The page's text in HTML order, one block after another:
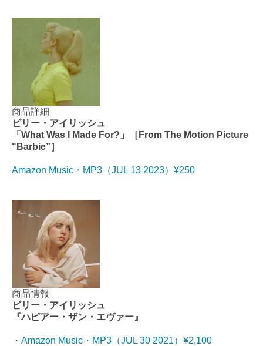
商品詳細
ビリー・アイリッシュ
「What Was I Made For?」［From The Motion Picture
"Barbie”］
Amazon Music・MP3（JUL 13 2023）¥250
商品情報
ビリー・アイリッシュ
『ハピアー・ザン・エヴァー』
・ Amazon Music・MP3（JUL 30 2021）¥2,100